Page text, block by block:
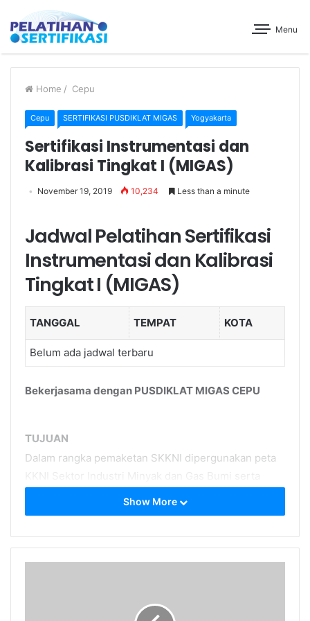
Menu
Home / Cepu
Cepu SERTIFIKASI PUSDIKLAT MIGAS Yogyakarta
Sertifikasi Instrumentasi dan
Kalibrasi Tingkat I (MIGAS)
November 19, 2019 10,234 Less than a minute
Jadwal Pelatihan Sertifikasi
Instrumentasi dan Kalibrasi
Tingkat I (MIGAS)
TANGGAL TEMPAT KOTA
Belum ada jadwal terbaru
Bekerjasama dengan PUSDIKLAT MIGAS CEPU
TUJUAN
Dalam rangka pemaketan SKKNI dipergunakan peta
Bumi Hulu Hilir/Supporting Bidang Instrumentasi Sub
Bidang Kalibrasi.
Menjelaskan pelaksanaan peraturan,
Show More